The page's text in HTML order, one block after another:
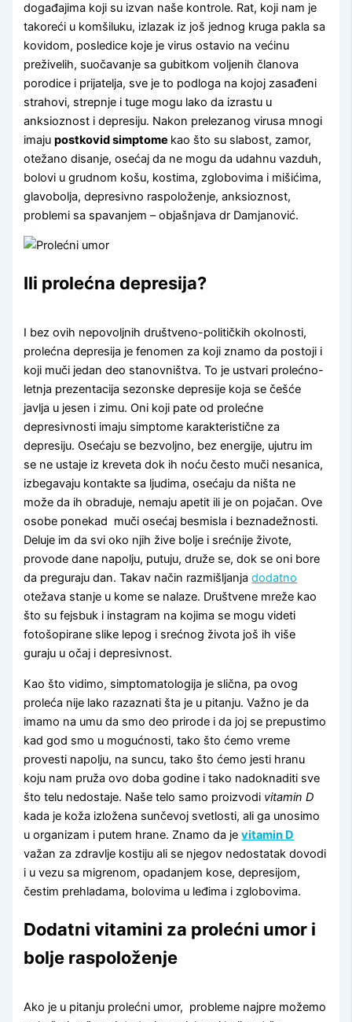
događajima koji su izvan naše kontrole. Rat, koji nam je
takoreći u komšiluku, izlazak iz još jednog kruga pakla sa
kovidom, posledice koje je virus ostavio na većinu
preživelih, suočavanje sa gubitkom voljenih članova
porodice i prijatelja, sve je to podloga na kojoj zasađeni
strahovi, strepnje i tuge mogu lako da izrastu u
anksioznost i depresiju. Nakon prelezanog virusa mnogi
imajupostkovid simptome kao što su slabost, zamor,
otežano disanje, osećaj da ne mogu da udahnu vazduh,
bolovi u grudnom košu, kostima, zglobovima i mišićima,
glavobolja, depresivno raspoloženje, anksioznost,
problemi sa spavanjem – objašnjava dr Damjanović.
Ili prolećna depresija?
I bez ovih nepovoljnih društveno-političkih okolnosti,
prolećna depresija je fenomen za koji znamo da postoji i
koji muči jedan deo stanovništva. To je ustvari prolećno-
letnja prezentacija sezonske depresije koja se češće
javlja u jesen i zimu. Oni koji pate od prolećne
depresivnosti imaju simptome karakteristične za
depresiju. Osećaju se bezvoljno, bez energije, ujutru im
se ne ustaje iz kreveta dok ih noću često muči nesanica,
izbegavaju kontakte sa ljudima, osećaju da ništa ne
može da ih obraduje, nemaju apetit ili je on pojačan. Ove
osobe ponekad muči osećaj besmisla i beznadežnosti.
Deluje im da svi oko njih žive bolje i srećnije živote,
provode dane napolju, putuju, druže se, dok se oni bore
da preguraju dan. Takav način razmišljanjadodatno
otežava stanje u kome se nalaze. Društvene mreže kao
što su fejsbuk i instagram na kojima se mogu videti
fotošopirane slike lepog i srećnog života još ih više
guraju u očaj i depresivnost.
Kao što vidimo, simptomatologija je slična, pa ovog
proleća nije lako razaznati šta je u pitanju. Važno je da
imamo na umu da smo deo prirode i da joj se prepustimo
kad god smo u mogućnosti, tako što ćemo vreme
provesti napolju, na suncu, tako što ćemo jesti hranu
koju nam pruža ovo doba godine i tako nadoknaditi sve
što telu nedostaje. Naše telo samo proizvodi vitamin D
kada je koža izložena sunčevoj svetlosti, ali ga unosimo
u organizam i putem hrane. Znamo da jevitamin D
važan za zdravlje kostiju ali se njegov nedostatak dovodi
i u vezu sa migrenom, opadanjem kose, depresijom,
čestim prehladama, bolovima u leđima i zglobovima.
Dodatni vitamini za prolećni umor i
bolje raspoloženje
Ako je u pitanju prolećni umor, probleme najpre možemo